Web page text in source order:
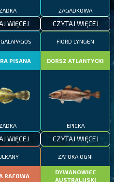
WIĘCEJ
ZAGADKOWA
CZYTAJ WIĘCEJ
PISANA
WIĘCEJ
FIORD LYNGEN
DORSZ ATLANTYCKI
EPICKA
CZYTAJ WIĘCEJ
RAFOWA
ZATOKA OGNI
DYWANOWIEC
AUSTRALIJSKI